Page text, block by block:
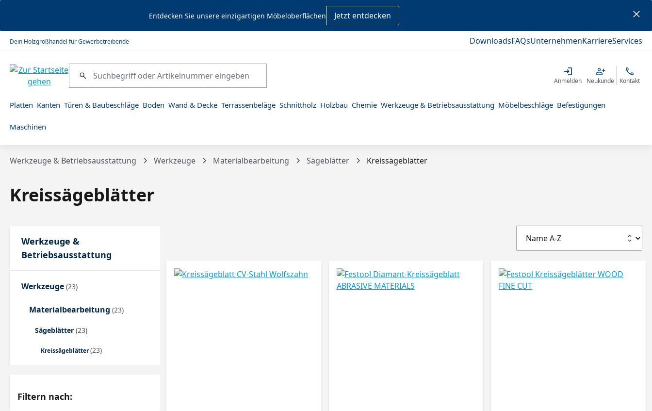
Zur Hauptnavigation springenEntdecken Sie unsere einzigartigen Möbeloberflächen Jetzt entdecken
Dein Holzgroßhandel für Gewerbetreibende DownloadsFAQsUnternehmenKarriereServices
Anmelden Neukunde Kontakt
Platten Kanten Türen & Baubeschläge Boden Wand & Decke Terrassenbeläge Schnittholz Holzbau Chemie Werkzeuge & Betriebsausstattung Möbelbeschläge Befestigungen
Maschinen
Werkzeuge & Betriebsausstattung Werkzeuge Materialbearbeitung Sägeblätter Kreissägeblätter
Kreissägeblätter
Werkzeuge &
Betriebsausstattung
Werkzeuge (23)
Materialbearbeitung (23)
Sägeblätter (23)
Kreissägeblätter(23)
Filtern nach: